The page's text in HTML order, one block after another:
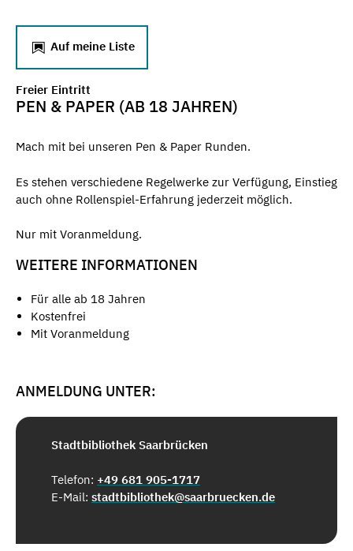
Auf meine Liste
Freier Eintritt
PEN & PAPER (AB 18 JAHREN)
Mach mit bei unseren Pen & Paper Runden.
Es stehen verschiedene Regelwerke zur Verfügung, Einstieg
auch ohne Rollenspiel-Erfahrung jederzeit möglich.
Nur mit Voranmeldung.
WEITERE INFORMATIONEN
Für alle ab 18 Jahren
Kostenfrei
Mit Voranmeldung
ANMELDUNG UNTER:
Stadtbibliothek Saarbrücken
Telefon: +49 681 905-1717
E-Mail: stadtbibliothek@saarbruecken.de